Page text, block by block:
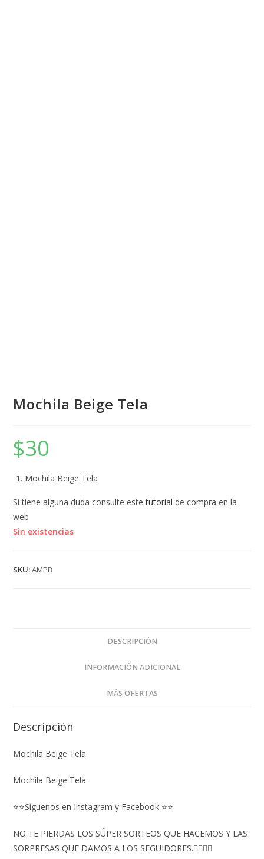
Mochila Beige Tela
$30
Mochila Beige Tela
Si tiene alguna duda consulte estetutorial de compra en la
web
Sin existencias
SKU:AMPB
DESCRIPCIÓN
INFORMACIÓN ADICIONAL
MÁS OFERTAS
Descripción
Mochila Beige Tela
Mochila Beige Tela
⭐⭐Síguenos en Instagram y Facebook ⭐⭐
NO TE PIERDAS LOS SÚPER SORTEOS QUE HACEMOS Y LAS
SORPRESAS QUE DAMOS A LOS SEGUIDORES.👇🏻👇🏻